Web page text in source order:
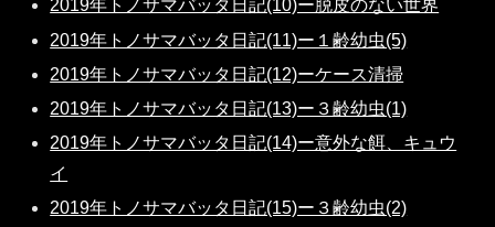
2019年トノサマバッタ日記(10)ー脱皮のない世界
2019年トノサマバッタ日記(11)ー１齢幼虫(5)
2019年トノサマバッタ日記(12)ーケース清掃
2019年トノサマバッタ日記(13)ー３齢幼虫(1)
2019年トノサマバッタ日記(14)ー意外な餌、キュウ
イ
2019年トノサマバッタ日記(15)ー３齢幼虫(2)